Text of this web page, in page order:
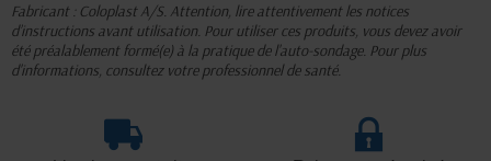
Fabricant : Coloplast A/S. Attention, lire attentivement les notices
d’instructions avant utilisation. Pour utiliser ces produits, vous devez avoir
été préalablement formé(e) à la pratique de l'auto-sondage. Pour plus
d'informations, consultez votre professionnel de santé.